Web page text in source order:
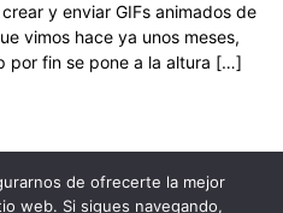
y enviar GIFs animados de
vimos hace ya unos meses,
por fin se pone a la altura […]
de ofrecerte la mejor
web. Si sigues navegando,